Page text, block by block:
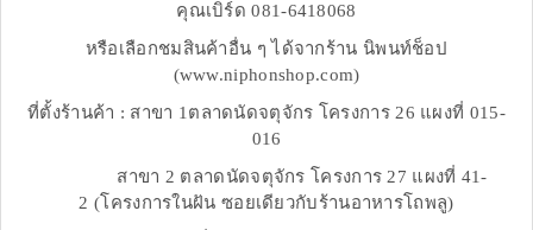
คุณเบิร์ด 081-6418068
หรือเลือกชมสินค้าอื่น ๆ ได้จากร้าน นิพนท์ช็อป
(www.niphonshop.com)
ที่ตั้งร้านค้า : สาขา 1ตลาดนัดจตุจักร โครงการ 26 แผงที่ 015-
016
สาขา 2 ตลาดนัดจตุจักร โครงการ 27 แผงที่ 41-
2 (โครงการในฝัน ซอยเดียวกับร้านอาหารโถพลู)